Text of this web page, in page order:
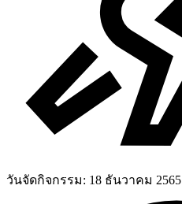
วันจัดกิจกรรม: 18 ธันวาคม 2565